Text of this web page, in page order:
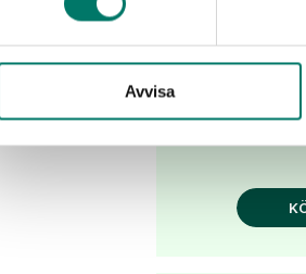
Avvisa
Sveriges
Appassimento